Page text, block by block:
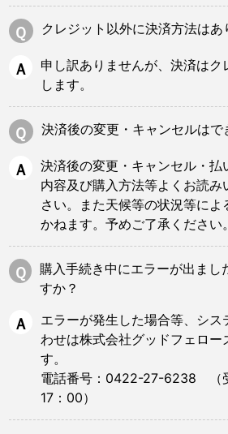
Ｑ クレジット以外に決済方法はあ
Ａ
申し訳ありませんが、決済はク
します。
Ｑ 決済後の変更・キャンセルはで
Ａ
決済後の変更・キャンセル・払
内容及び購入方法等よくお読
さい。また天候等の状況等によ
かねます。予めご了承ください。
Ｑ
購入手続き中にエラーが出まし
すか？
Ａ
エラーが発生した場合等、シス
わせは株式会社グッドフェロー
す。
電話番号：0422-27-6238 （
17：00）